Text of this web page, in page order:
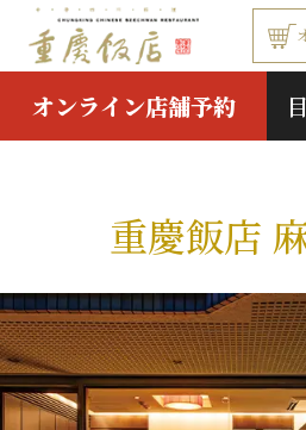
本文へ移動する
オンライン店舗予約
重慶飯店